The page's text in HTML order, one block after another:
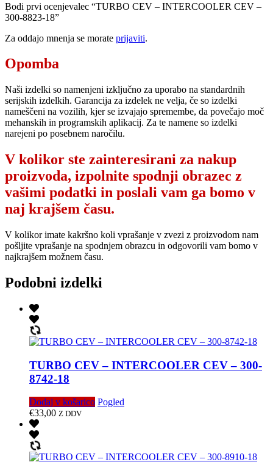
Bodi prvi ocenjevalec “TURBO CEV – INTERCOOLER CEV –
300-8823-18”
Za oddajo mnenja se morate prijaviti.
Opomba
Naši izdelki so namenjeni izključno za uporabo na standardnih
serijskih izdelkih. Garancija za izdelek ne velja, če so izdelki
nameščeni na vozilih, kjer se izvajajo spremembe, da povečajo moč
mehanskih in programskih aplikacij. Za te namene so izdelki
narejeni po posebnem naročilu.
V kolikor ste zainteresirani za nakup
proizvoda, izpolnite spodnji obrazec z
vašimi podatki in poslali vam ga bomo v
naj krajšem času.
V kolikor imate kakršno koli vprašanje v zvezi z proizvodom nam
pošljite vprašanje na spodnjem obrazcu in odgovorili vam bomo v
najkrajšem možnem času.
Podobni izdelki
TURBO CEV – INTERCOOLER CEV – 300-
8742-18
Dodaj v košarico Pogled
€33,00 Z DDV